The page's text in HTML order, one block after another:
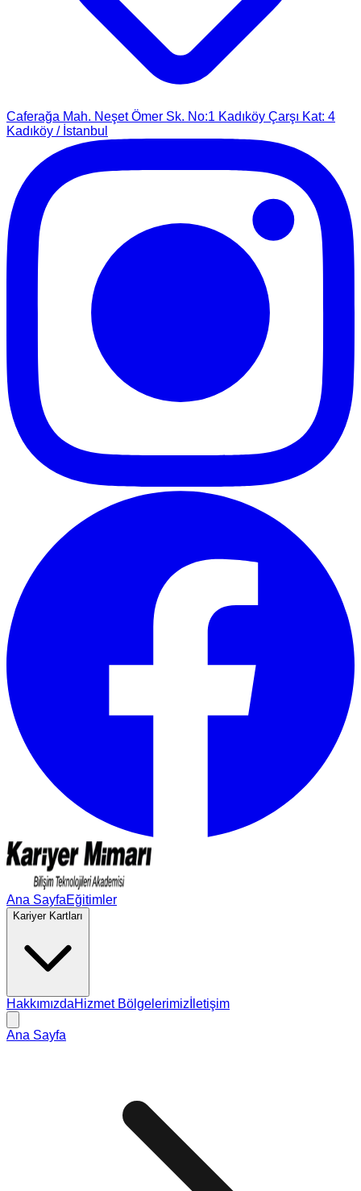
Caferağa Mah. Neşet Ömer Sk. No:1 Kadıköy Çarşı Kat: 4
Kadıköy / İstanbul
Ana SayfaEğitimler
Kariyer Kartları
HakkımızdaHizmet Bölgelerimiz İletişim
Ana Sayfa